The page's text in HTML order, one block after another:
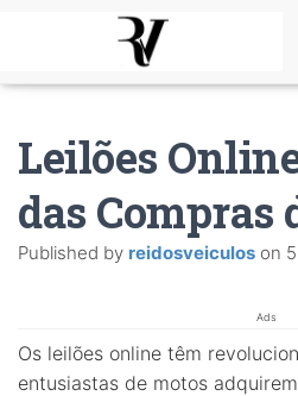
Leilões
das Compras
Published by reidosveiculos on
Ads
Os leilões online têm
entusiastas de motos